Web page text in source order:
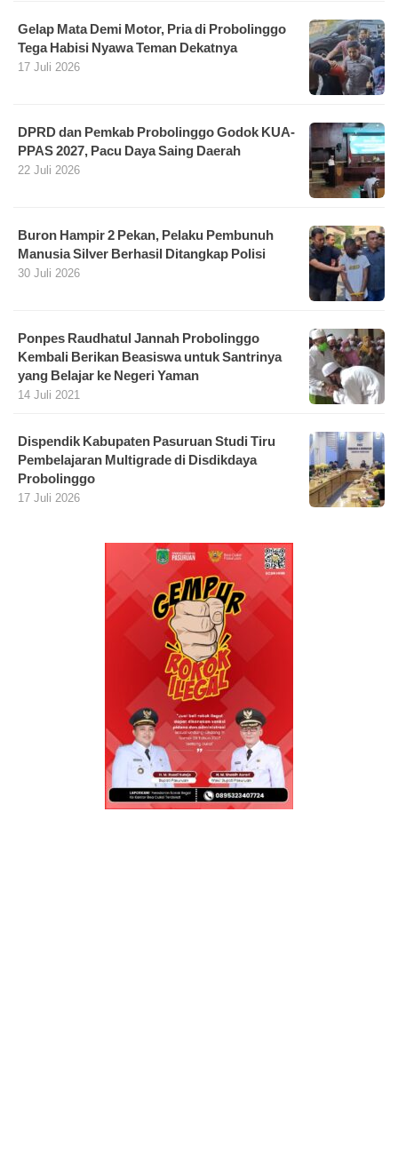
Gelap Mata Demi Motor, Pria di Probolinggo
Tega Habisi Nyawa Teman Dekatnya
17 Juli 2026
DPRD dan Pemkab Probolinggo Godok KUA-
PPAS 2027, Pacu Daya Saing Daerah
22 Juli 2026
Buron Hampir 2 Pekan, Pelaku Pembunuh
Manusia Silver Berhasil Ditangkap Polisi
30 Juli 2026
Ponpes Raudhatul Jannah Probolinggo
Kembali Berikan Beasiswa untuk Santrinya
yang Belajar ke Negeri Yaman
14 Juli 2021
Dispendik Kabupaten Pasuruan Studi Tiru
Pembelajaran Multigrade di Disdikdaya
Probolinggo
17 Juli 2026